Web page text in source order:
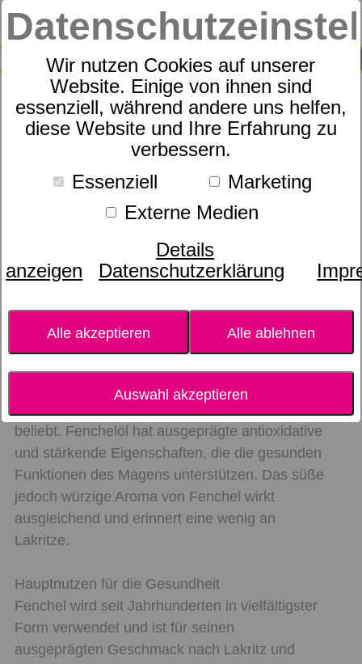
Wir nutzen Cookies auf unserer
Website. Einige von ihnen sind
essenziell, während andere uns helfen,
diese Website und Ihre Erfahrung zu
verbessern.
Essenziell
Marketing
Externe Medien
Details
anzeigen
Datenschutzerklärung
Alle akzeptieren Alle ablehnen
Auswahl akzeptieren
SUCHE
0
Fennel
Fenchel ist seit Jahrhunderten für seine
beliebt. Fenchelöl hat ausgeprägte antioxidative
und stärkende Eigenschaften, die die gesunden
Funktionen des Magens unterstützen. Das süße
jedoch würzige Aroma von Fenchel wirkt
ausgleichend und erinnert eine wenig an
Lakritze.
Hauptnutzen für die Gesundheit
Fenchel wird seit Jahrhunderten in vielfältigster
Form verwendet und ist für seinen
ausgeprägten Geschmack nach Lakritz und